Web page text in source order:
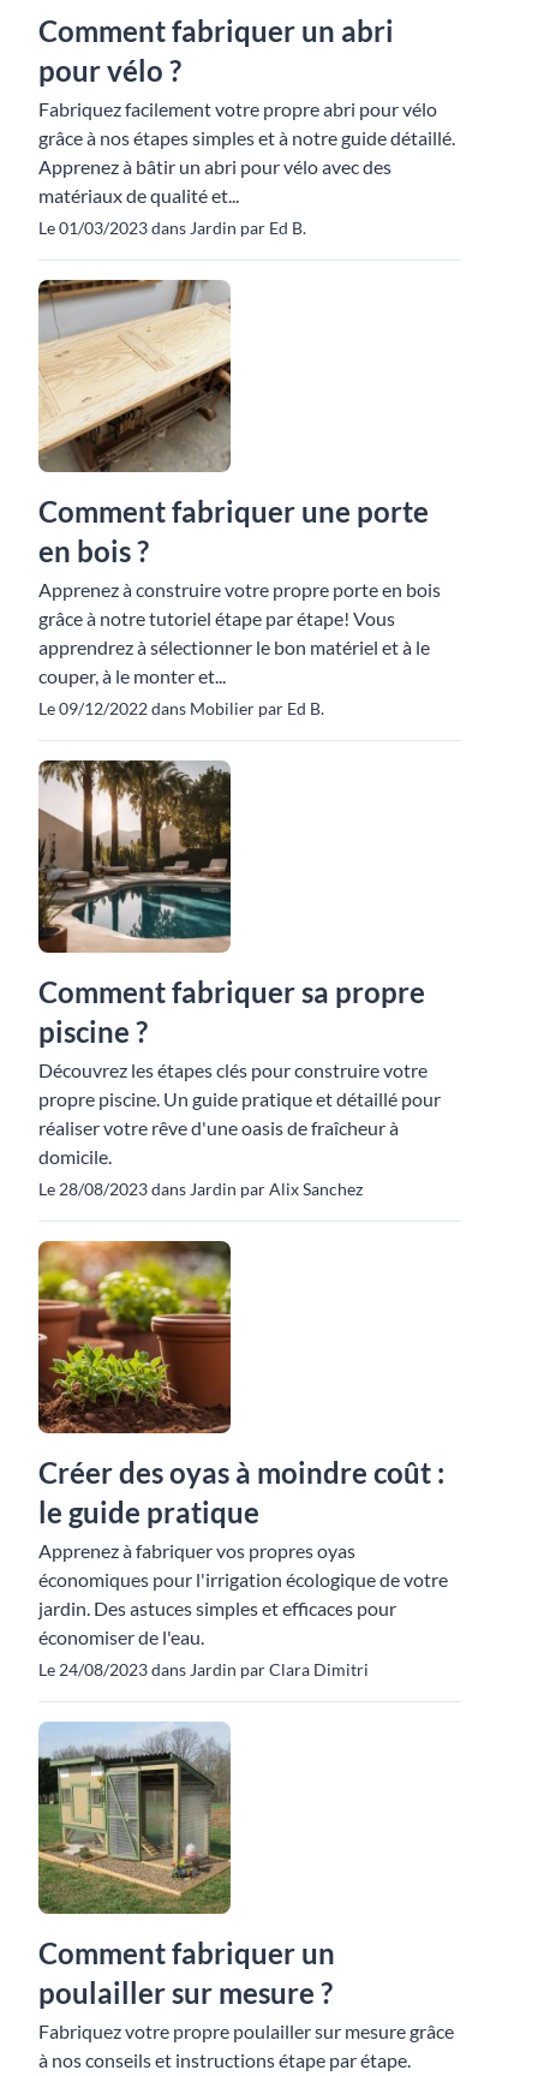
Comment fabriquer un abri
pour vélo ?
Fabriquez facilement votre propre abri pour vélo
grâce à nos étapes simples et à notre guide détaillé.
Apprenez à bâtir un abri pour vélo avec des
matériaux de qualité et...
Le 01/03/2023 dans Jardin par Ed B.
Comment fabriquer une porte
en bois ?
Apprenez à construire votre propre porte en bois
grâce à notre tutoriel étape par étape! Vous
apprendrez à sélectionner le bon matériel et à le
couper, à le monter et...
Le 09/12/2022 dans Mobilier par Ed B.
Comment fabriquer sa propre
piscine ?
Découvrez les étapes clés pour construire votre
propre piscine. Un guide pratique et détaillé pour
réaliser votre rêve d'une oasis de fraîcheur à
domicile.
Le 28/08/2023 dans Jardin par Alix Sanchez
Créer des oyas à moindre coût :
le guide pratique
Apprenez à fabriquer vos propres oyas
économiques pour l'irrigation écologique de votre
jardin. Des astuces simples et efficaces pour
économiser de l'eau.
Le 24/08/2023 dans Jardin par Clara Dimitri
Comment fabriquer un
poulailler sur mesure ?
Fabriquez votre propre poulailler sur mesure grâce
à nos conseils et instructions étape par étape.